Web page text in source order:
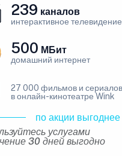
239 каналов
интерактивное телевидение
500 МБит
домашний интернет
27 000 фильмов и сериалов
в онлайн-кинотеатре Wink
по акции выгоднее
услугами
30 дней выгодно